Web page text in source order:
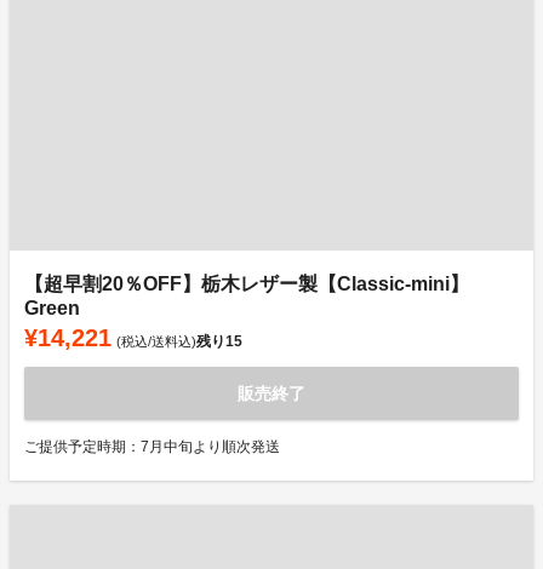
【超早割20％OFF】栃木レザー製【Classic-mini】
Green
¥14,221 (税込/送料込)残り15
販売終了
ご提供予定時期：7月中旬より順次発送